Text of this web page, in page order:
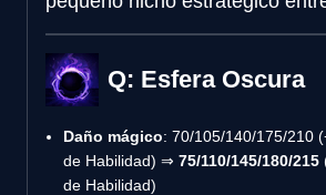
Q: Esfera Oscura
Daño mágico: 70/105/140/175/210
de Habilidad) ⇒ 75/110/145/180/215
de Habilidad)